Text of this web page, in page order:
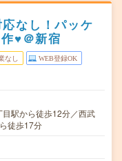
応なし！パッケ
♥＠新宿
なし WEB登録OK
駅から徒歩12分／西武
徒歩17分